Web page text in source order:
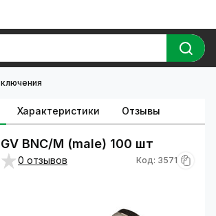
Характеристики Отзывы
BNC/M (male) 100 шт
0 отзывов Код: 3571